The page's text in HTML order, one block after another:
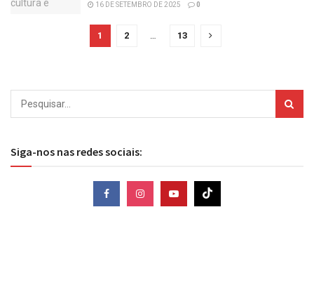
16 DE SETEMBRO DE 2025 0
1 2 … 13
Siga-nos nas redes sociais: